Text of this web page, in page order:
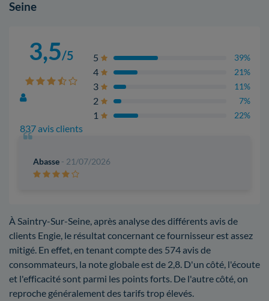
Seine
3,5/5
837 avis clients
5 39%
4 21%
3 11%
2 7%
1 22%
Abasse - 21/07/2026
À Saintry-Sur-Seine, après analyse des différents avis de
clients Engie, le résultat concernant ce fournisseur est assez
mitigé. En effet, en tenant compte des 574 avis de
consommateurs, la note globale est de 2,8. D'un côté, l'écoute
et l'efficacité sont parmi les points forts. De l'autre côté, on
reproche généralement des tarifs trop élevés.